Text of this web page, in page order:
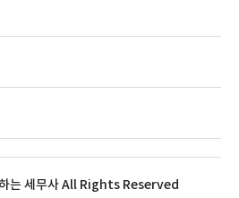
는 세무사 All Rights Reserved